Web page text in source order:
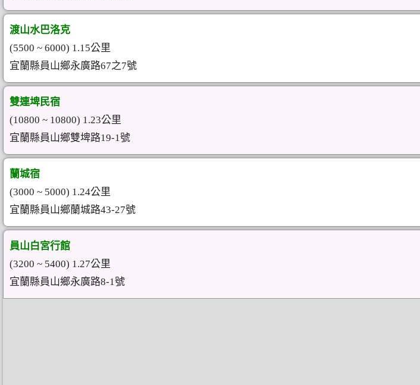
渡山水巴洛克
(5500 ~ 6000) 1.15公里
宜蘭縣員山鄉永廣路67之7號
雙連埤民宿
(10800 ~ 10800) 1.23公里
宜蘭縣員山鄉雙埤路19-1號
蘭城宿
(3000 ~ 5000) 1.24公里
宜蘭縣員山鄉蘭城路43-27號
員山白宮行館
(3200 ~ 5400) 1.27公里
宜蘭縣員山鄉永廣路8-1號